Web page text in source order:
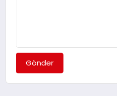
Gönder